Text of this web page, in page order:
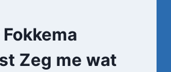
Zeg me wat